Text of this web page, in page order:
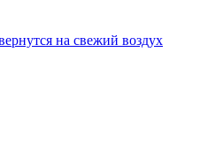
на свежий воздух